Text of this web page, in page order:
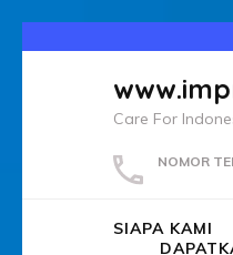
Care For
NOMOR
SIAPA KAMI